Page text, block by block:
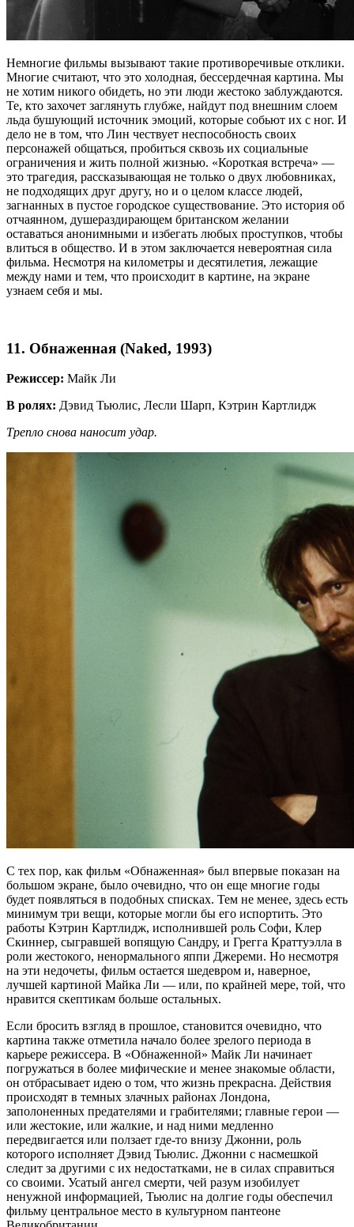
Немногие фильмы вызывают такие противоречивые отклики.
Многие считают, что это холодная, бессердечная картина. Мы
не хотим никого обидеть, но эти люди жестоко заблуждаются.
Те, кто захочет заглянуть глубже, найдут под внешним слоем
льда бушующий источник эмоций, которые собьют их с ног. И
дело не в том, что Лин чествует неспособность своих
персонажей общаться, пробиться сквозь их социальные
ограничения и жить полной жизнью. «Короткая встреча» —
это трагедия, рассказывающая не только о двух любовниках,
не подходящих друг другу, но и о целом классе людей,
загнанных в пустое городское существование. Это история об
отчаянном, душераздирающем британском желании
оставаться анонимными и избегать любых проступков, чтобы
влиться в общество. И в этом заключается невероятная сила
фильма. Несмотря на километры и десятилетия, лежащие
между нами и тем, что происходит в картине, на экране
узнаем себя и мы.
11. Обнаженная (Naked, 1993)
Режиссер: Майк Ли
В ролях: Дэвид Тьюлис, Лесли Шарп, Кэтрин Картлидж
Трепло снова наносит удар.
С тех пор, как фильм «Обнаженная» был впервые показан на
большом экране, было очевидно, что он еще многие годы
будет появляться в подобных списках. Тем не менее, здесь есть
минимум три вещи, которые могли бы его испортить. Это
работы Кэтрин Картлидж, исполнившей роль Софи, Клер
Скиннер, сыгравшей вопящую Сандру, и Грегга Краттуэлла в
роли жестокого, ненормального яппи Джереми. Но несмотря
на эти недочеты, фильм остается шедевром и, наверное,
лучшей картиной Майка Ли — или, по крайней мере, той, что
нравится скептикам больше остальных.
Если бросить взгляд в прошлое, становится очевидно, что
картина также отметила начало более зрелого периода в
карьере режиссера. В «Обнаженной» Майк Ли начинает
погружаться в более мифические и менее знакомые области,
он отбрасывает идею о том, что жизнь прекрасна. Действия
происходят в темных злачных районах Лондона,
заполоненных предателями и грабителями; главные герои —
или жестокие, или жалкие, и над ними медленно
передвигается или ползает где-то внизу Джонни, роль
которого исполняет Дэвид Тьюлис. Джонни с насмешкой
следит за другими с их недостатками, не в силах справиться
со своими. Усатый ангел смерти, чей разум изобилует
ненужной информацией, Тьюлис на долгие годы обеспечил
фильму центральное место в культурном пантеоне